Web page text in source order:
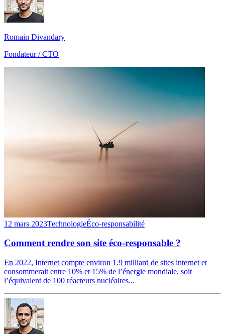
Romain Divandary
Fondateur / CTO
12 mars 2023TechnologieÉco-responsabilité
Comment rendre son site éco-responsable ?
En 2022, Internet compte environ 1.9 milliard de sites internet et
consommerait entre 10% et 15% de l’énergie mondiale, soit
l’équivalent de 100 réacteurs nucléaires...